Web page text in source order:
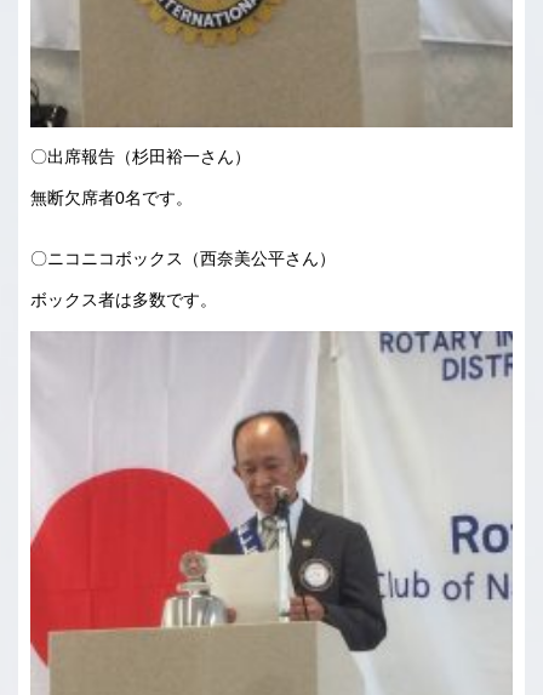
〇出席報告（杉田裕一さん）
無断欠席者0名です。
〇ニコニコボックス（西奈美公平さん）
ボックス者は多数です。